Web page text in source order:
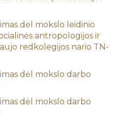
dėl mokslo leidinio
antropologijos ir
redkolegijos nario TN-
dėl mokslo darbo
dėl mokslo darbo